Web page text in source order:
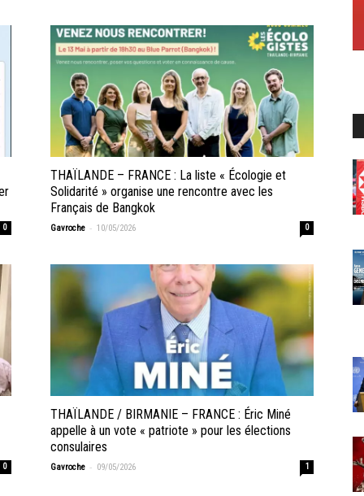
0
THAÏLANDE – FRANCE : La liste « Écologie et
Solidarité » organise une rencontre avec les
Français de Bangkok
Gavroche - 10/05/2026 0
0
THAÏLANDE / BIRMANIE – FRANCE : Éric Miné
appelle à un vote « patriote » pour les élections
consulaires
Gavroche - 09/05/2026 1